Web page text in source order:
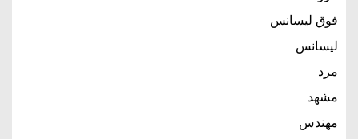
فوق لیسانس
لیسانس
مرد
مشهد
مهندس